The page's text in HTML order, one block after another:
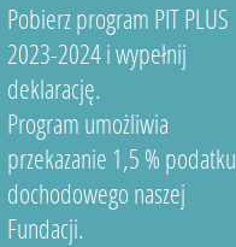
Pobierz program PIT PLUS
2023-2024 i wypełnij
deklarację.
Program umożliwia
przekazanie 1,5 % podatku
dochodowego naszej
Fundacji.